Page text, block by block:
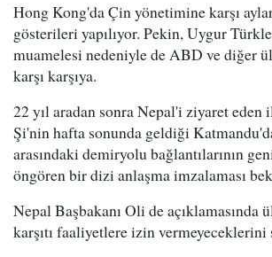
Hong Kong'da Çin yönetimine karşı
gösterileri yapılıyor. Pekin, Uygur
muamelesi nedeniyle de ABD ve diğer
karşı karşıya.
22 yıl aradan sonra Nepal'i ziyaret
Şi'nin hafta sonunda geldiği
arasındaki demiryolu bağlantılarının
öngören bir dizi anlaşma imzalaması
Nepal Başbakanı Oli de açıklamasında
karşıtı faaliyetlere izin vermeyeceklerini